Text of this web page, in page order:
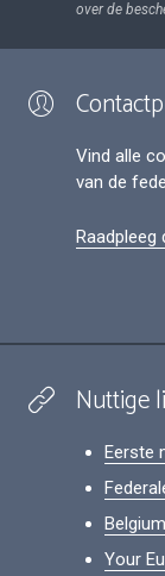
over de
Vind alle
van de
Nuttige
Eerste
Your